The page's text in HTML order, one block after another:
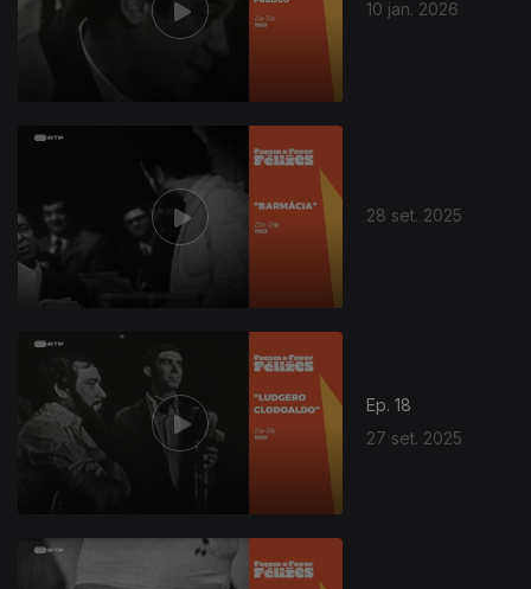
10 jan. 2026
28 set. 2025
Ep. 18
27 set. 2025